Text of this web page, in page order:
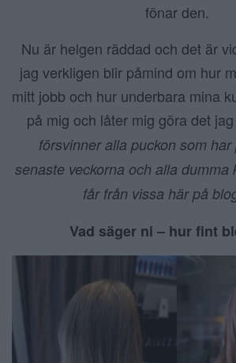
fönar den.
Nu är helgen räddad och det är
jag verkligen blir påmind om hur
mitt jobb och hur underbara mina
på mig och låter mig göra det
försvinner alla puckon som
senaste veckorna och alla dumma
får från vissa här på
Vad säger ni – hur fint